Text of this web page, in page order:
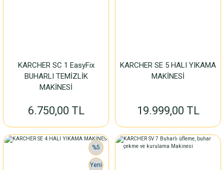
KARCHER SC 1 EasyFix
BUHARLI TEMİZLİK
MAKİNESİ
6.750,00 TL
KARCHER SE 5 HALI YIKAMA
MAKİNESİ
19.999,00 TL
%5
Yeni